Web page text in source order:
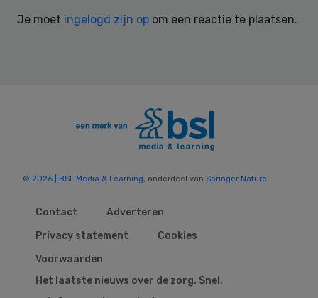
Je moet ingelogd zijn op om een reactie te plaatsen.
© 2026 | BSL Media & Learning, onderdeel van Springer Nature
Contact
Adverteren
Privacy statement
Cookies
Voorwaarden
Het laatste nieuws over de zorg. Snel,